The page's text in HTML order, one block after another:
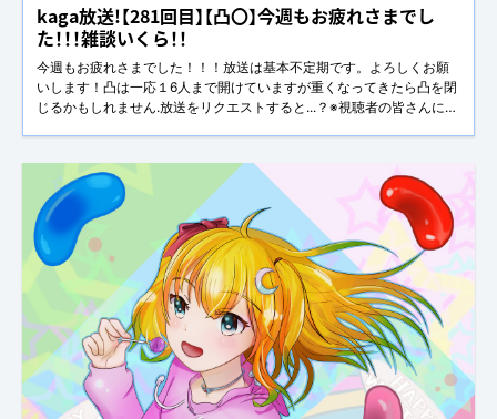
kaga放送!【281回目】【凸〇】今週もお疲れさまでし
た！！！雑談いくら！！
今週もお疲れさまでした！！！放送は基本不定期です。よろしくお願
いします！凸は一応１6人まで開けていますが重くなってきたら凸を閉
じるかもしれません.放送をリクエストすると...？※視聴者の皆さんにお